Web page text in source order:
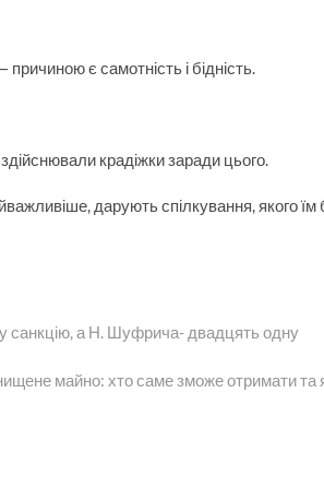
причиною є самотність і бідність.
крадіжки заради цього.
дарують спілкування, якого їм
санкцію, а Н. Шуфрича- двадцять одну
майно: хто саме зможе отримати та